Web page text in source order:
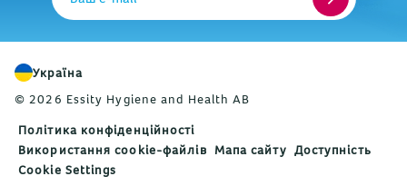
Україна
© 2026 Essity Hygiene and Health AB
Політика конфіденційності
Використання cookie-файлів Мапа сайту Доступність
Cookie Settings